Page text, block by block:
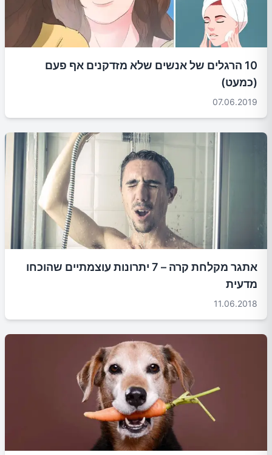
10 הרגלים של אנשים שלא מזדקנים אף פעם
(כמעט)
07.06.2019
אתגר מקלחת קרה – 7 יתרונות עוצמתיים שהוכחו
מדעית
11.06.2018